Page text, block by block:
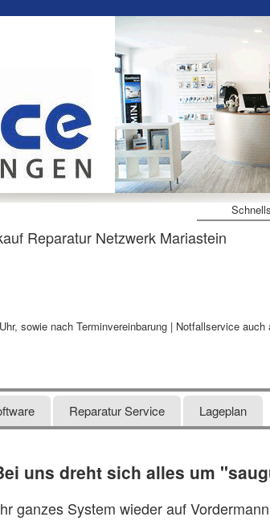
Reparatur Netzwerk Mariastein
sowie nach Terminvereinbarung | Notfallservice
Reparatur Service Lageplan
uns dreht sich alles um
ganzes System wieder auf